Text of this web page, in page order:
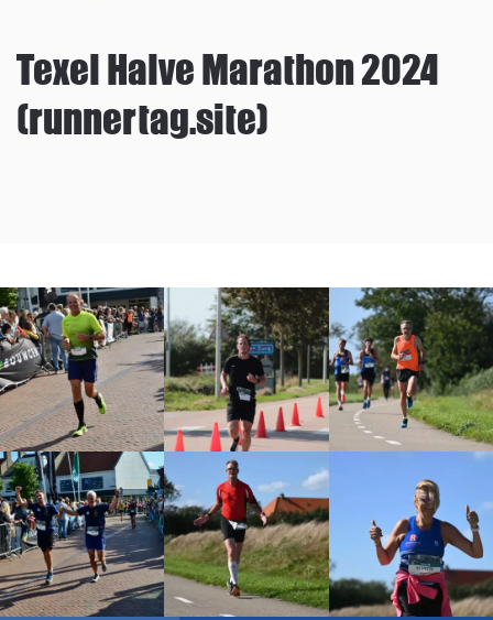
Texel Halve Marathon 2024
(runnertag.site)